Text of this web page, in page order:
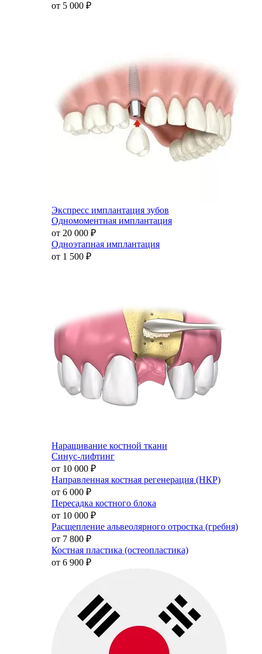
от 5 000 ₽
Экспресс имплантация зубов
Одномоментная имплантация
от 20 000 ₽
Одноэтапная имплантация
от 1 500 ₽
Наращивание костной ткани
Синус-лифтинг
от 10 000 ₽
Направленная костная регенерация (НКР)
от 6 000 ₽
Пересадка костного блока
от 10 000 ₽
Расщепление альвеолярного отростка (гребня)
от 7 800 ₽
Костная пластика (остеопластика)
от 6 900 ₽